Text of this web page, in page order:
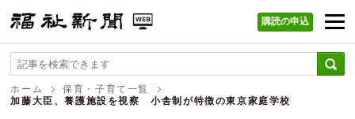
福祉新聞 WEB
購読の申込
ホーム
保育・子育て一覧
加藤大臣、養護施設を視察 小舎制が特徴の東京家庭学校